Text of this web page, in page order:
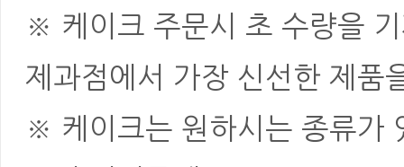
※ 케이크 주문시 초 수량을
제과점에서 가장 신선한 제품
※ 케이크는 원하시는 종류가